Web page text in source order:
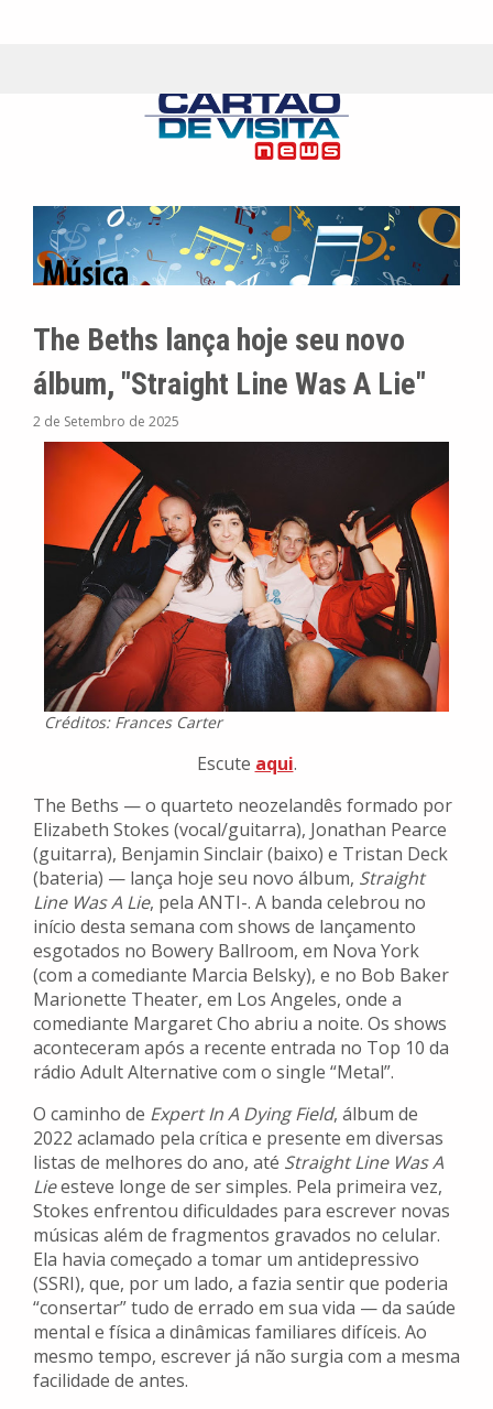
The Beths lança hoje seu novo
álbum, "Straight Line Was A Lie"
2 de Setembro de 2025
Créditos: Frances Carter
Escute aqui.
The Beths — o quarteto neozelandês formado por
Elizabeth Stokes (vocal/guitarra), Jonathan Pearce
(guitarra), Benjamin Sinclair (baixo) e Tristan Deck
(bateria) — lança hoje seu novo álbum, Straight
Line Was A Lie, pela ANTI-. A banda celebrou no
início desta semana com shows de lançamento
esgotados no Bowery Ballroom, em Nova York
(com a comediante Marcia Belsky), e no Bob Baker
Marionette Theater, em Los Angeles, onde a
comediante Margaret Cho abriu a noite. Os shows
aconteceram após a recente entrada no Top 10 da
rádio Adult Alternative com o single “Metal”.
O caminho de Expert In A Dying Field, álbum de
2022 aclamado pela crítica e presente em diversas
listas de melhores do ano, até Straight Line Was A
Lieesteve longe de ser simples. Pela primeira vez,
Stokes enfrentou dificuldades para escrever novas
músicas além de fragmentos gravados no celular.
Ela havia começado a tomar um antidepressivo
(SSRI), que, por um lado, a fazia sentir que poderia
“consertar” tudo de errado em sua vida — da saúde
mental e física a dinâmicas familiares difíceis. Ao
mesmo tempo, escrever já não surgia com a mesma
facilidade de antes.